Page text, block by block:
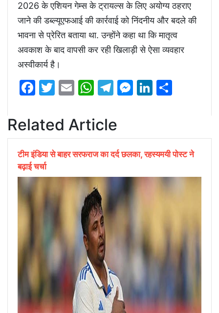
2026 के एशियन गेम्स के ट्रायल्स के लिए अयोग्य ठहराए
जाने की डब्ल्यूएफआई की कार्रवाई को निंदनीय और बदले की
भावना से प्रेरित बताया था. उन्होंने कहा था कि मातृत्व
अवकाश के बाद वापसी कर रही खिलाड़ी से ऐसा व्यवहार
अस्वीकार्य है।
Facebook
Twitter
EmailWhatsApp
Telegram
Messenger
LinkedIn
Related Article
टीम इंडिया से बाहर सरफराज का दर्द छलका, रहस्यमयी पोस्ट ने
बढ़ाई चर्चा